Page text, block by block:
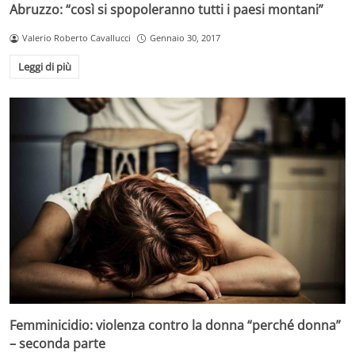
Abruzzo: “così si spopoleranno tutti i paesi montani”
Valerio Roberto Cavallucci Gennaio 30, 2017
Leggi di più
Femminicidio: violenza contro la donna “perché donna”
– seconda parte